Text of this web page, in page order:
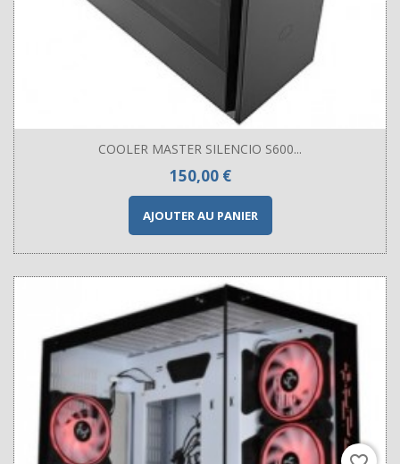
COOLER MASTER SILENCIO S600...
Prix
150,00 €
AJOUTER AU PANIER